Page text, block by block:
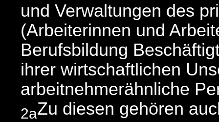
und Verwaltungen des
(Arbeiterinnen und
Berufsbildung
ihrer wirtschaftlichen
arbeitnehmerähnliche
2aZu diesen gehören